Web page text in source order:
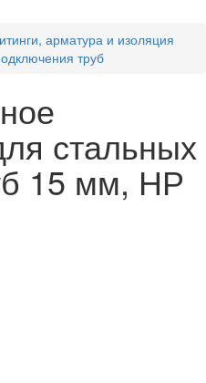
арматура и изоляция
труб
стальных
15 мм, НР